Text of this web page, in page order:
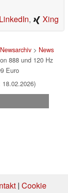
LinkedIn, Xing
Newsarchiv> News
888 und 120 Hz
Euro
18.02.2026)
| Cookie